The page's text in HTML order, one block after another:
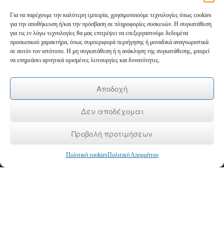
Για να παρέχουμε την καλύτερη εμπειρία, χρησιμοποιούμε τεχνολογίες όπως cookies
για την αποθήκευση ή/και την πρόσβαση σε πληροφορίες συσκευών. Η συγκατάθεση
για τις εν λόγω τεχνολογίες θα μας επιτρέψει να επεξεργαστούμε δεδομένα
προσωπικού χαρακτήρα, όπως συμπεριφορά περιήγησης ή μοναδικά αναγνωριστικά
σε αυτόν τον ιστότοπο. Η μη συγκατάθεση ή η ανάκληση της συγκατάθεσης, μπορεί
να επηρεάσει αρνητικά ορισμένες λειτουργίες και δυνατότητες.
Αποδοχή
Δεν αποδέχομαι
Προβολή προτιμήσεων
Πολιτική cookiesΠολιτική Απορρήτου
Newsletter
Email*
Όνομα